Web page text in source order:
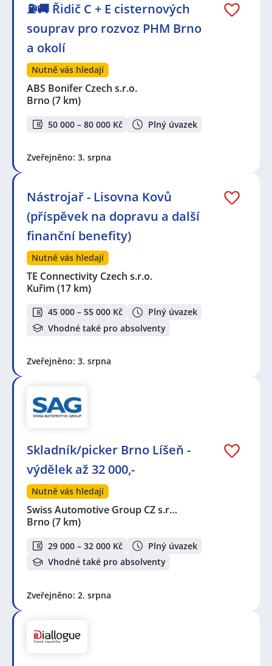
⛽🚚 Řidič C + E cisternových
souprav pro rozvoz PHM Brno
a okolí
Nutně vás hledají
ABS Bonifer Czech s.r.o.
Brno (7 km)
50 000 – 80 000 Kč Plný úvazek
Zveřejněno: 3. srpna
Nástrojař - Lisovna Kovů
(příspěvek na dopravu a další
finanční benefity)
Nutně vás hledají
TE Connectivity Czech s.r.o.
Kuřim (17 km)
45 000 – 55 000 Kč
Plný úvazek
Vhodné také pro absolventy
Zveřejněno: 3. srpna
Skladník/picker Brno Líšeň -
výdělek až 32 000,-
Nutně vás hledají
Swiss Automotive Group CZ s.r…
Brno (7 km)
29 000 – 32 000 Kč
Plný úvazek
Vhodné také pro absolventy
Zveřejněno: 2. srpna